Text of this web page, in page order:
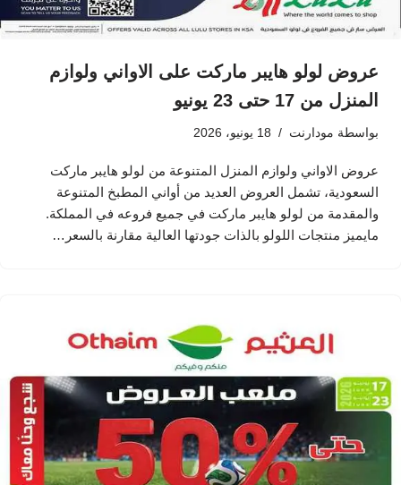
عروض لولو هايبر ماركت على الاواني ولوازم
المنزل من 17 حتى 23 يونيو
بواسطة مودارنت 18 يونيو، 2026
عروض الاواني ولوازم المنزل المتنوعة من لولو هايبر ماركت
السعودية، تشمل العروض العديد من أواني المطبخ المتنوعة
والمقدمة من لولو هايبر ماركت في جميع فروعه في المملكة.
مايميز منتجات اللولو بالذات جودتها العالية مقارنة بالسعر…